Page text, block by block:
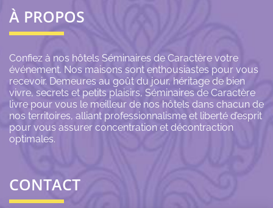
À PROPOS
Confiez à nos hôtels Séminaires de Caractère votre
événement. Nos maisons sont enthousiastes pour vous
recevoir. Demeures au goût du jour, héritage de bien
vivre, secrets et petits plaisirs, Séminaires de Caractère
livre pour vous le meilleur de nos hôtels dans chacun de
nos territoires, alliant professionnalisme et liberté d’esprit
pour vous assurer concentration et décontraction
optimales.
CONTACT